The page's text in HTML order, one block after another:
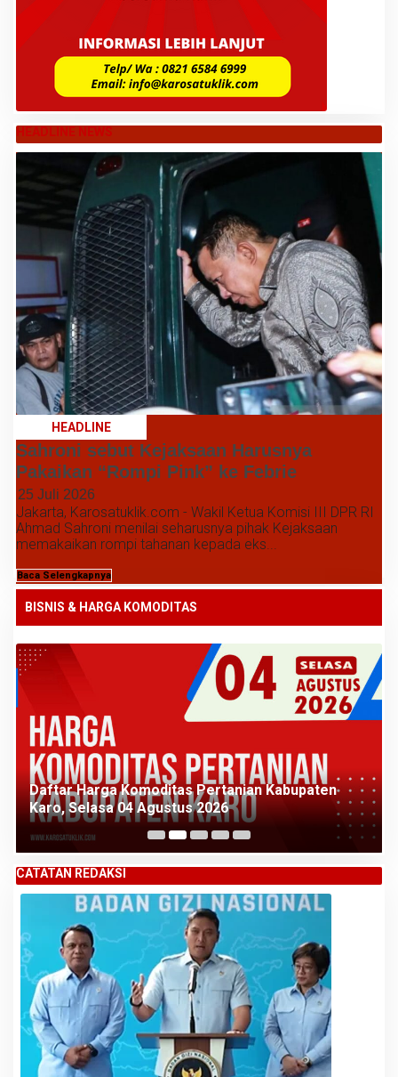
HEADLINE NEWS
HEADLINE
Sahroni sebut Kejaksaan Harusnya
Pakaikan “Rompi Pink” ke Febrie
25 Juli 2026
Jakarta, Karosatuklik.com - Wakil Ketua Komisi III DPR RI
Ahmad Sahroni menilai seharusnya pihak Kejaksaan
memakaikan rompi tahanan kepada eks...
Baca Selengkapnya
BISNIS & HARGA KOMODITAS
Daftar Harga Komoditas Pertanian Kabupaten
Karo, Selasa 04 Agustus 2026
CATATAN REDAKSI